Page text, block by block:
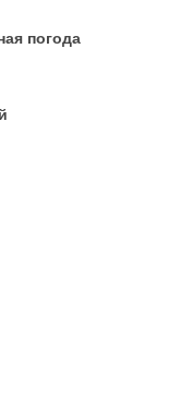
погода